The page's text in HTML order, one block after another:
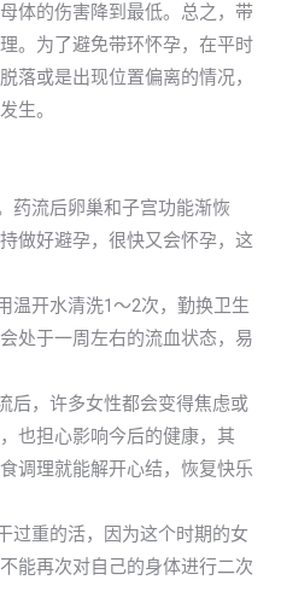
体的伤害降到最低。总之，带
。为了避免带环怀孕，在平时
落或是出现位置偏离的情况，
生。
药流后卵巢和子宫功能渐恢
做好避孕，很快又会怀孕，这
温开水清洗1～2次，勤换卫生
处于一周左右的流血状态，易
后，许多女性都会变得焦虑或
也担心影响今后的健康，其
调理就能解开心结，恢复快乐
过重的活，因为这个时期的女
能再次对自己的身体进行二次